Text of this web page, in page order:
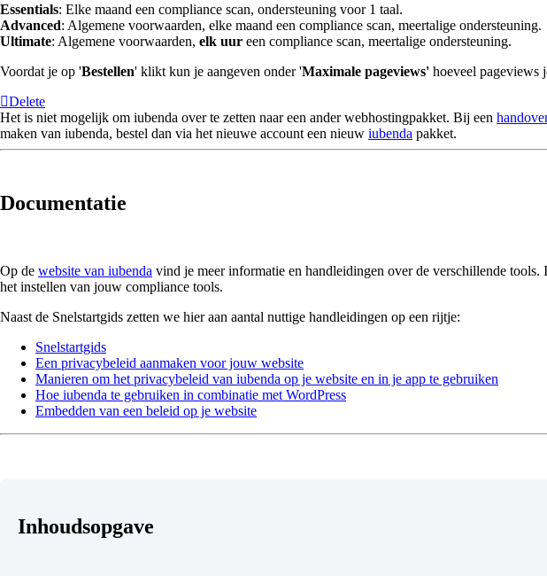
Essentials: Elke maand een compliance scan, ondersteuning voor 1 taal.
Advanced: Algemene voorwaarden, elke maand een compliance scan, meertalige ondersteuning.
Ultimate: Algemene voorwaarden, elk uur een compliance scan, meertalige ondersteuning.
Voordat je op 'Bestellen' klikt kun je aangeven onder 'Maximale pageviews' hoeveel pageviews
Delete
Het is niet mogelijk om iubenda over te zetten naar een ander webhostingpakket. Bij een
maken van iubenda, bestel dan via het nieuwe account een nieuw iubenda pakket.
Documentatie
Op de website van iubenda vind je meer informatie en handleidingen over de verschillende
het instellen van jouw compliance tools.
Naast de Snelstartgids zetten we hier aan aantal nuttige handleidingen op een rijtje:
Snelstartgids
Een privacybeleid aanmaken voor jouw website
Manieren om het privacybeleid van iubenda op je website en in je app te gebruiken
Hoe iubenda te gebruiken in combinatie met WordPress
Embedden van een beleid op je website
Inhoudsopgave